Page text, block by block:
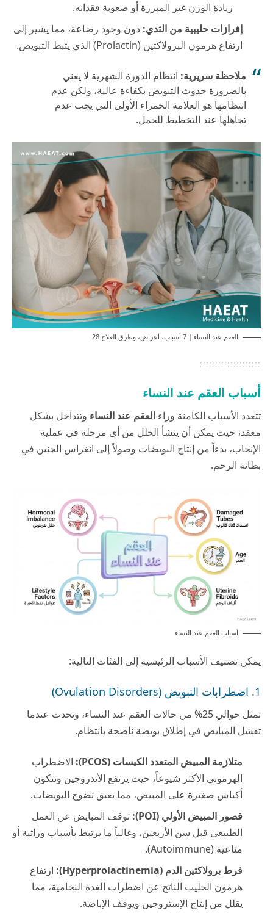
زيادة الوزن غير المبررة أو صعوبة فقدانه.
إفرازات حليبية من الثدي: دون وجود رضاعة، مما يشير إلى
ارتفاع هرمون البرولاكتين (Prolactin) الذي يثبط التبويض.
ملاحظة سريرية: انتظام الدورة الشهرية لا يعني
بالضرورة حدوث التبويض بكفاءة عالية، ولكن عدم
انتظامها هو العلامة الحمراء الأولى التي يجب عدم
تجاهلها عند التخطيط للحمل.
العقم عند النساء | 7 أسباب، أعراض، وطرق العلاج 28
أسباب العقم عند النساء
تتعدد الأسباب الكامنة وراء العقم عند النساء وتتداخل بشكل
معقد، حيث يمكن أن ينشأ الخلل من أي مرحلة في عملية
الإنجاب، بدءاً من إنتاج البويضات وصولاً إلى انغراس الجنين في
بطانة الرحم.
أسباب العقم عند النساء
يمكن تصنيف الأسباب الرئيسية إلى الفئات التالية:
1. اضطرابات التبويض (Ovulation Disorders)
تمثل حوالي 25% من حالات العقم عند النساء، وتحدث عندما
تفشل المبايض في إطلاق بويضة ناضجة بانتظام.
متلازمة المبيض المتعدد الكيسات (PCOS):
الاضطراب
الهرموني الأكثر شيوعاً، حيث يرتفع الأندروجين وتتكون
أكياس صغيرة على المبيض، مما يعيق نضوج البويضات.
قصور المبيض الأولي (POI):
توقف المبايض عن العمل
الطبيعي قبل سن الأربعين، وغالباً ما يرتبط بأسباب وراثية أو
مناعية (Autoimmune).
فرط برولاكتين الدم (Hyperprolactinemia):
ارتفاع
هرمون الحليب الناتج عن اضطراب الغدة النخامية، مما
يقلل من إنتاج الإستروجين ويوقف الإباضة.